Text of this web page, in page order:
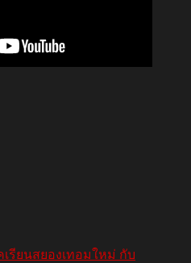
รียนสยองเทอมใหม่ กับ